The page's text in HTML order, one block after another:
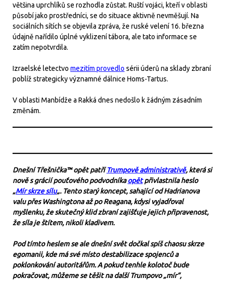
většina uprchlíků se rozhodla zůstat. Ruští vojáci, kteří v oblasti
působí jako prostředníci, se do situace aktivně nevměšují. Na
sociálních sítích se objevila zpráva, že ruské velení 16. března
údajně nařídilo úplné vyklizení tábora, ale tato informace se
zatím nepotvrdila.
Izraelské letectvo mezitím provedlo sérii úderů na sklady zbraní
poblíž strategicky významné dálnice Homs-Tartus.
V oblasti Manbídže a Rakká dnes nedošlo k žádným zásadním
změnám.
Dnešní Třešnička™ opět patříTrumpově administrativě, která si
nově s grácií pouťového podvodníkaopětpřivlastnila heslo
„Mír skrze sílu„. Tento starý koncept, sahající od Hadrianova
valu přes Washingtona až po Reagana, kdysi vyjadřoval
myšlenku, že skutečný klid zbraní zajišťuje jejich připravenost,
že síla je štítem, nikoli kladivem.
Pod tímto heslem se ale dnešní svět dočkal spíš chaosu skrze
egomanii, kde má své místo destabilizace spojenců a
poklonkování autoritářům. A pokud tenhle kolotoč bude
pokračovat, můžeme se těšit na další Trumpovo „mír“,